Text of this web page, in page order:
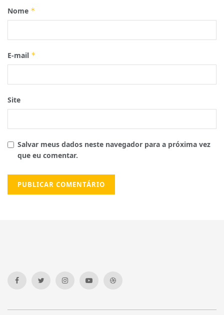
Nome *
E-mail *
Site
Salvar meus dados neste navegador para a próxima vez
que eu comentar.